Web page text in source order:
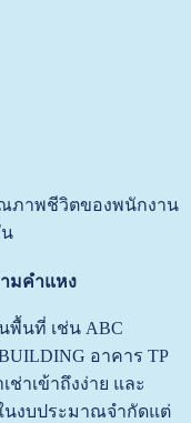
ภาพชีวิตของพนักงาน
มคำแหง
พื้นที่ เช่น ABC
อาคาร TP
ช่าเข้าถึงง่าย และ
นงบประมาณจำกัดแต่